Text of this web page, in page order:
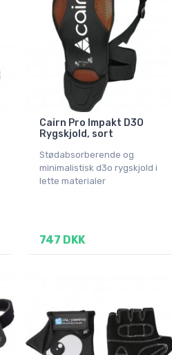
Cairn Pro Impakt D3O
Rygskjold, sort
Stødabsorberende og
minimalistisk d3o rygskjold i
lette materialer
747 DKK